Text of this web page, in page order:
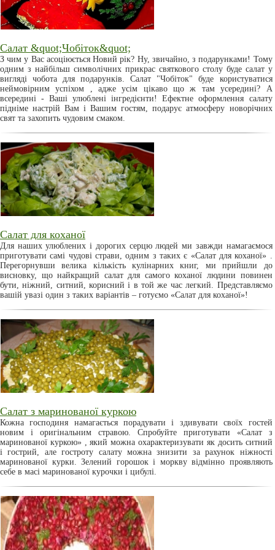
Салат &quot;Чобіток&quot;
З чим у Вас асоціюється Новий рік? Ну, звичайно, з подарунками! Тому
одним з найбільш символічних прикрас святкового столу буде салат у
вигляді чобота для подарунків. Салат "Чобіток" буде користуватися
неймовірним успіхом , адже усім цікаво що ж там усередині? А
всередині - Ваші улюблені інгредієнти! Ефектне оформлення салату
підніме настрій Вам і Вашим гостям, подарує атмосферу новорічних
свят та захопить чудовим смаком.
Салат для коханої
Для наших улюблених і дорогих серцю людей ми завжди намагаємося
приготувати самі чудові страви, одним з таких є «Салат для коханої» .
Перегорнувши велика кількість кулінарних книг, ми прийшли до
висновку, що найкращий салат для самого коханої людини повинен
бути, ніжний, ситний, корисний і в той же час легкий. Представляємо
вашій увазі один з таких варіантів – готуємо «Салат для коханої»!
Салат з маринованої куркою
Кожна господиня намагається порадувати і здивувати своїх гостей
новим і оригінальним стравою. Спробуйте приготувати «Салат з
маринованої куркою» , який можна охарактеризувати як досить ситний
і гострий, але гостроту салату можна знизити за рахунок ніжності
маринованої курки. Зелений горошок і моркву відмінно проявляють
себе в масі маринованої курочки і цибулі.